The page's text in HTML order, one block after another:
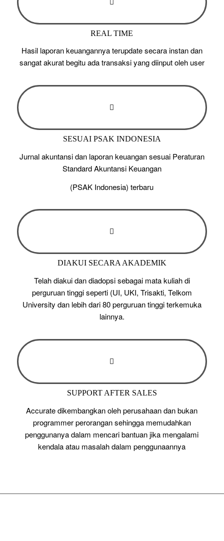
REAL TIME
Hasil laporan keuangannya terupdate secara instan dan
sangat akurat begitu ada transaksi yang diinput oleh user
SESUAI PSAK INDONESIA
Jurnal akuntansi dan laporan keuangan sesuai Peraturan
Standard Akuntansi Keuangan
(PSAK Indonesia) terbaru
DIAKUI SECARA AKADEMIK
Telah diakui dan diadopsi sebagai mata kuliah di
perguruan tinggi seperti (UI, UKI, Trisakti, Telkom
University dan lebih dari 80 perguruan tinggi terkemuka
lainnya.
SUPPORT AFTER SALES
Accurate dikembangkan oleh perusahaan dan bukan
programmer perorangan sehingga memudahkan
penggunanya dalam mencari bantuan jika mengalami
kendala atau masalah dalam penggunaannya